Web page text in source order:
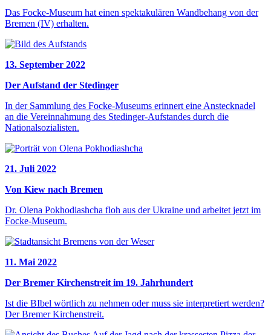
Das Focke-Museum hat einen spektakulären Wandbehang von der
Bremen (IV) erhalten.
13. September 2022
Der Aufstand der Stedinger
In der Sammlung des Focke-Museums erinnert eine Anstecknadel
an die Vereinnahmung des Stedinger-Aufstandes durch die
Nationalsozialisten.
21. Juli 2022
Von Kiew nach Bremen
Dr. Olena Pokhodiashcha floh aus der Ukraine und arbeitet jetzt im
Focke-Museum.
11. Mai 2022
Der Bremer Kirchenstreit im 19. Jahrhundert
Ist die BIbel wörtlich zu nehmen oder muss sie interpretiert werden?
Der Bremer Kirchenstreit.